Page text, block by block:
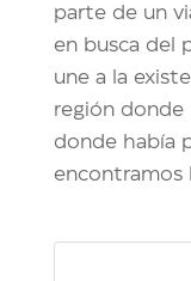
parte de un
en busca del
une a la
región donde
donde había
encontramos